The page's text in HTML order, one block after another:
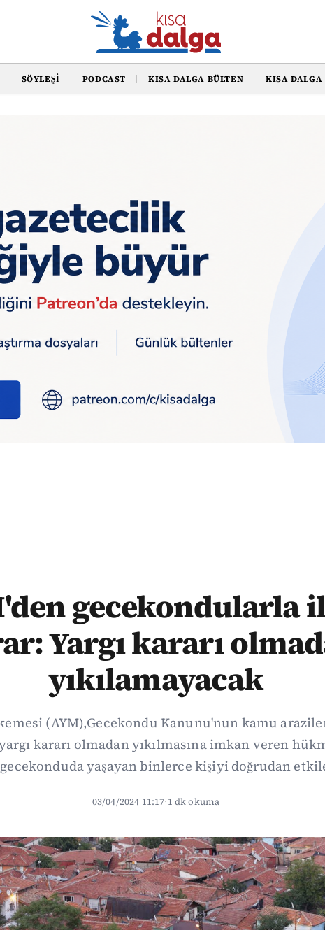
SÖYLEŞI PODCAST KISA DALGA BÜLTEN KISA DALGA
gecekondularla
Yargı kararı
yıkılamayacak
(AYM),Gecekondu Kanunu'nun kamu
kararı olmadan yıkılmasına imkan veren
yaşayan binlerce kişiyi doğrudan
03/04/2024 11:17·1 dk okuma